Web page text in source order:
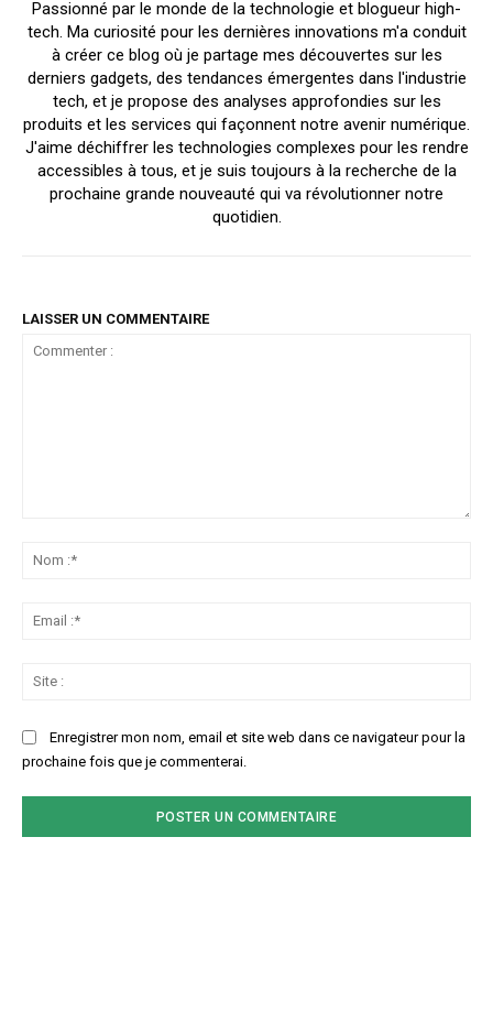
Passionné par le monde de la technologie et blogueur high-
tech. Ma curiosité pour les dernières innovations m'a conduit
à créer ce blog où je partage mes découvertes sur les
derniers gadgets, des tendances émergentes dans l'industrie
tech, et je propose des analyses approfondies sur les
produits et les services qui façonnent notre avenir numérique.
J'aime déchiffrer les technologies complexes pour les rendre
accessibles à tous, et je suis toujours à la recherche de la
prochaine grande nouveauté qui va révolutionner notre
quotidien.
LAISSER UN COMMENTAIRE
Enregistrer mon nom, email et site web dans ce navigateur pour la
prochaine fois que je commenterai.